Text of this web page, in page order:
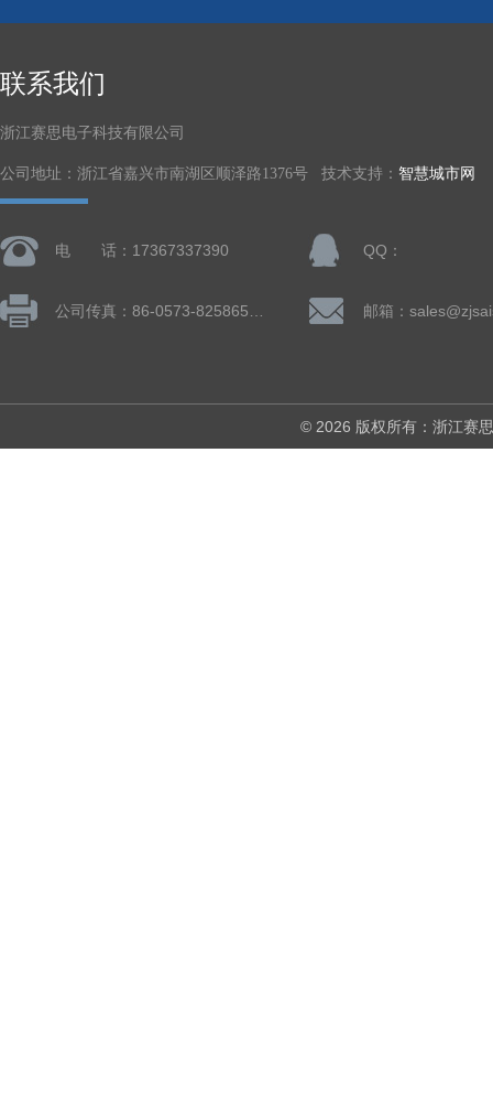
联系我们
浙江赛思电子科技有限公司
公司地址：浙江省嘉兴市南湖区顺泽路1376号 技术支持： 智慧城市网
电 话：17367337390 QQ：
邮箱：
© 2026 版权所有：浙江赛